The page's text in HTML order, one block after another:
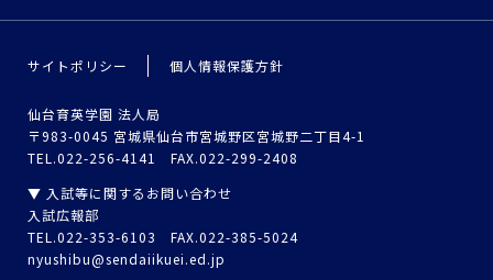
サイトポリシー 個人情報保護方針
仙台育英学園 法人局
〒983-0045 宮城県仙台市宮城野区宮城野二丁目4-1
TEL.022-256-4141 FAX.022-299-2408
▼ 入試等に関するお問い合わせ
入試広報部
TEL.022-353-6103 FAX.022-385-5024
nyushibu@sendaiikuei.ed.jp